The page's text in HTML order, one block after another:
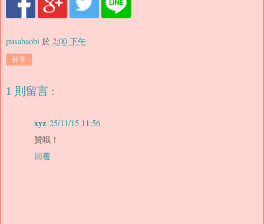
pusabaobi 於 2:00 下午
分享
1 則留言 :
xyz 25/11/15 11:56
贊哦！
回覆